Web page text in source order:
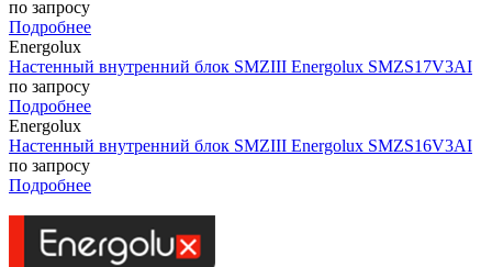
по запросу
Подробнее
Energolux
Настенный внутренний блок SMZIII Energolux SMZS17V3AI
по запросу
Подробнее
Energolux
Настенный внутренний блок SMZIII Energolux SMZS16V3AI
по запросу
Подробнее